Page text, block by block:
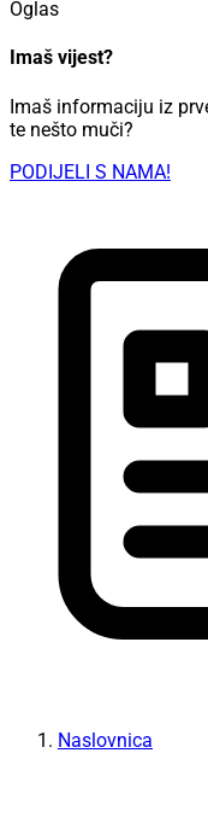
Oglas
Imaš vijest?
Imaš informaciju iz
te nešto muči?
PODIJELI S NAMA!
Naslovnica